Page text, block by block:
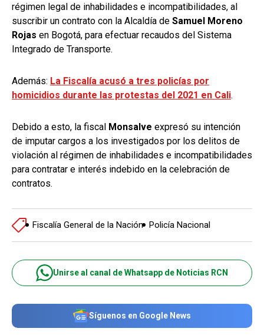
régimen legal de inhabilidades e incompatibilidades, al
suscribir un contrato con la Alcaldía de Samuel Moreno
Rojas en Bogotá, para efectuar recaudos del Sistema
Integrado de Transporte.
Además: La Fiscalía acusó a tres policías por
homicidios durante las protestas del 2021 en Cali.
Debido a esto, la fiscal Monsalve expresó su intención
de imputar cargos a los investigados por los delitos de
violación al régimen de inhabilidades e incompatibilidades
para contratar e interés indebido en la celebración de
contratos.
Fiscalía General de la Nación Policía Nacional
Unirse al canal de Whatsapp de Noticias RCN
Síguenos en Google News